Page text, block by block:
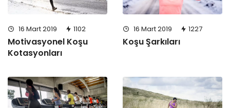
16 Mart 2019 1102
Motivasyonel Koşu
Kotasyonları
16 Mart 2019 1227
Koşu Şarkıları